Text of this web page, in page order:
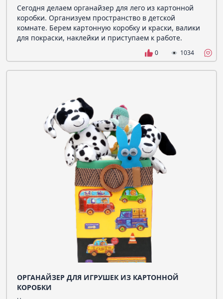
Сегодня делаем органайзер для лего из картонной
коробки. Организуем пространство в детской
комнате. Берем картонную коробку и краски, валики
для покраски, наклейки и приступаем к работе.
0 1034
ОРГАНАЙЗЕР ДЛЯ ИГРУШЕК ИЗ КАРТОННОЙ
КОРОБКИ